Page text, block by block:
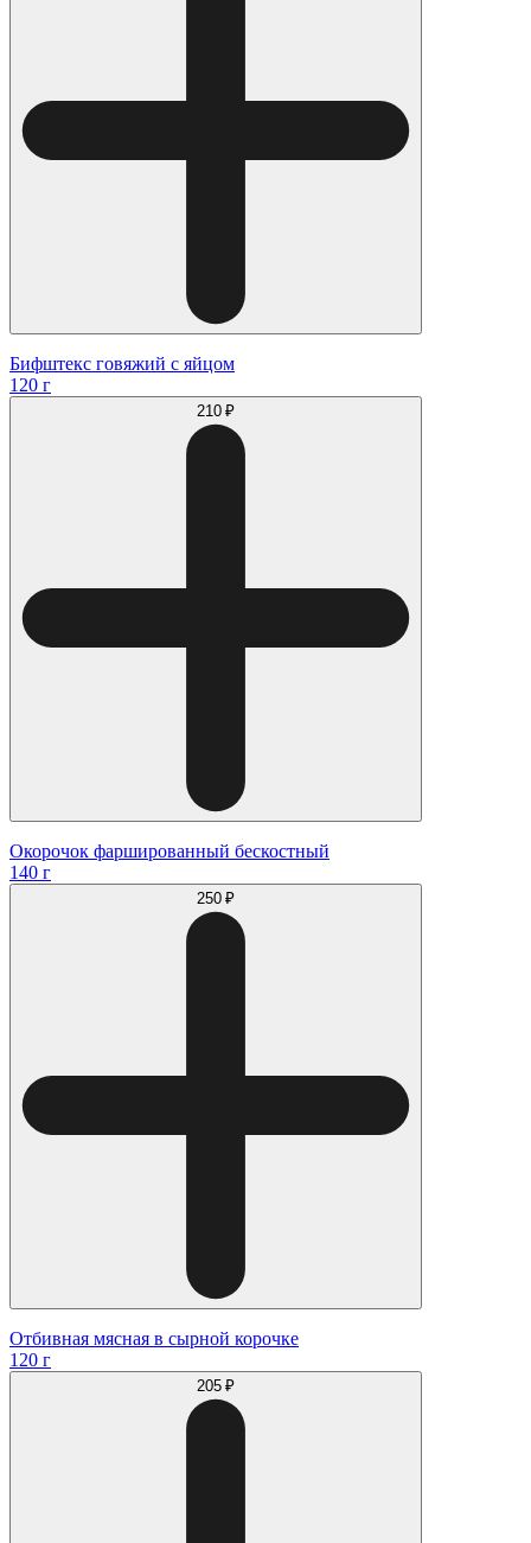
Бифштекс говяжий с яйцом
120 г
210 ₽
Окорочок фаршированный бескостный
140 г
250 ₽
Отбивная мясная в сырной корочке
120 г
205 ₽